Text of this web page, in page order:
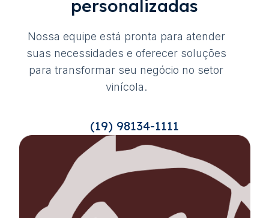
personalizadas
Nossa equipe está pronta para atender
suas necessidades e oferecer soluções
para transformar seu negócio no setor
vinícola.
(19) 98134-1111